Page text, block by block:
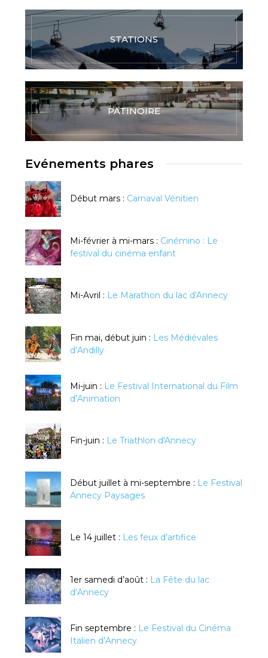
STATIONS
PATINOIRE
Evénements phares
Début mars : Carnaval Vénitien
Mi-février à mi-mars : Cinémino : Le
festival du cinéma enfant
Mi-Avril : Le Marathon du lac d'Annecy
Fin mai, début juin : Les Médiévales
d’Andilly
Mi-juin : Le Festival International du Film
d’Animation
Fin-juin : Le Triathlon d'Annecy
Début juillet à mi-septembre : Le Festival
Annecy Paysages
Le 14 juillet : Les feux d’artifice
1er samedi d’août : La Fête du lac
d’Annecy
Fin septembre : Le Festival du Cinéma
Italien d’Annecy